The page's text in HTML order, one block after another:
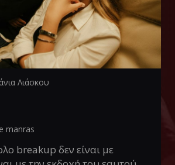
Λιάσκου
manras
breakup δεν είναι με